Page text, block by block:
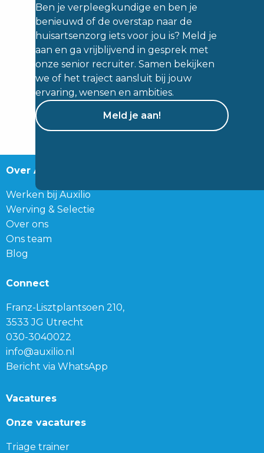
Ben je verpleegkundige en ben je
benieuwd of de overstap naar de
huisartsenzorg iets voor jou is? Meld je
aan en ga vrijblijvend in gesprek met
onze senior recruiter. Samen bekijken
we of het traject aansluit bij jouw
ervaring, wensen en ambities.
Meld je aan!
Over Auxilio
Werken bij Auxilio
Werving & Selectie
Over ons
Ons team
Blog
Connect
Franz-Lisztplantsoen 210,
3533 JG Utrecht
030-3040022
info@auxilio.nl
Bericht via WhatsApp
Vacatures
Onze vacatures
Triage trainer